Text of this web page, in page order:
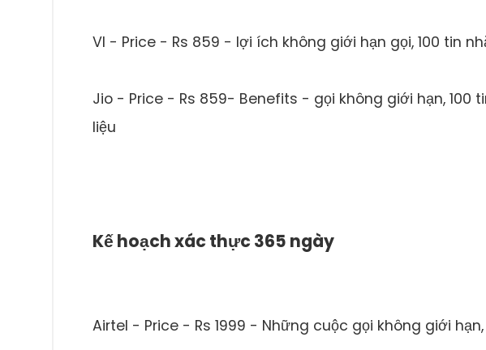
VI - Price - Rs 859 - lợi ích không giới hạn gọi, 100 tin
Jio - Price - Rs 859- Benefits - gọi không giới hạn, 100
liệu
Kế hoạch xác thực 365 ngày
Airtel - Price - Rs 1999 - Những cuộc gọi không giới